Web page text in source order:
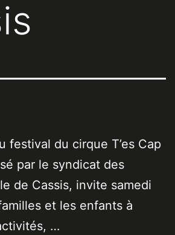
festival du cirque T’es Cap
par le syndicat des
de Cassis, invite samedi
et les enfants à
…